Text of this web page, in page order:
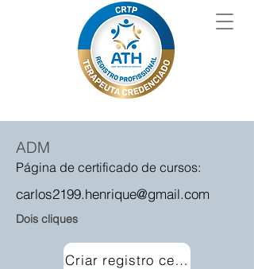
ADM
Página de certificado de cursos:
carlos2199.henrique@gmail.com
Dois cliques
Criar registro certificado